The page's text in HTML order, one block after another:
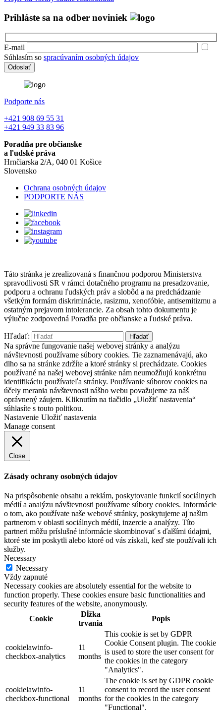
Prihláste sa na odber noviniek
E-mail
Súhlasím so spracúvaním osobných údajov
Podporte nás
+421 908 69 55 31
+421 949 33 83 96
Poradňa pre občianske
a ľudské práva
Hrnčiarska 2/A, 040 01 Košice
Slovensko
Ochrana osobných údajov
PODPORTE NÁS
Táto stránka je zrealizovaná s finančnou podporou Ministerstva
spravodlivosti SR v rámci dotačného programu na presadzovanie,
podporu a ochranu ľudských práv a slobôd a na predchádzanie
všetkým formám diskriminácie, rasizmu, xenofóbie, antisemitizmu a
ostatným prejavom intolerancie. Za obsah tohto dokumentu je
výlučne zodpovedná Poradňa pre občianske a ľudské práva.
Hľadať:
Na správne fungovanie našej webovej stránky a analýzu
návštevnosti používame súbory cookies. Tie zaznamenávajú, ako
dlho sa na stránke zdržíte a ktoré stránky si prechádzate. Cookies
používané na našej webovej stránke nám neumožňujú konkrétnu
identifikáciu používateľa stránky. Používanie súborov cookies na
účely merania návštevnosti nášho webu považujeme za náš
oprávnený záujem. Kliknutím na tlačidlo „Uložiť nastavenia“
súhlasíte s touto politkou.
Nastavenie Uložiť nastavenia
Manage consent
Close
Zásady ochrany osobných údajov
Na prispôsobenie obsahu a reklám, poskytovanie funkcií sociálnych
médií a analýzu návštevnosti používame súbory cookies. Informácie
o tom, ako používate naše webové stránky, poskytujeme aj našim
partnerom v oblasti sociálnych médií, inzercie a analýzy. Títo
partneri môžu príslušné informácie skombinovať s ďalšími údajmi,
ktoré ste im poskytli alebo ktoré od vás získali, keď ste používali ich
služby.
Necessary
Necessary
Vždy zapnuté
Necessary cookies are absolutely essential for the website to
function properly. These cookies ensure basic functionalities and
security features of the website, anonymously.
Cookie
Dĺžka
trvania
Popis
cookielawinfo-
checkbox-analytics
11
months
This cookie is set by GDPR
Cookie Consent plugin. The cookie
is used to store the user consent for
the cookies in the category
"Analytics".
cookielawinfo-
checkbox-functional
11
months
The cookie is set by GDPR cookie
consent to record the user consent
for the cookies in the category
"Functional".